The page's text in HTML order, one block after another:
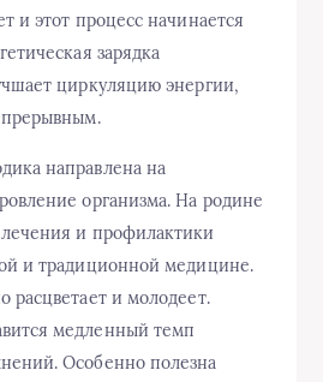
и этот процесс начинается
зарядка
циркуляцию энергии,
направлена на
организма. На родине
и профилактики
и традиционной медицине.
расцветает и молодеет.
медленный темп
Особенно полезна